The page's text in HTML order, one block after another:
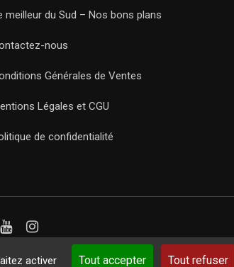
activer Tout accepter Tout refuser
meilleur du Sud – Nos bons plans
nous
Générales de Ventes
Légales et CGU
de confidentialité
web sur mesurepar iSoluce